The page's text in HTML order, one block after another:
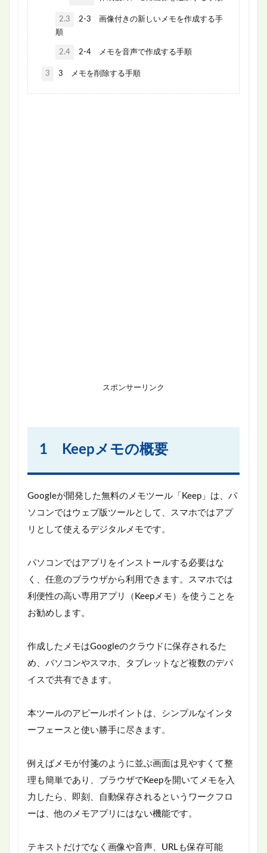
2.3
2-3 画像付きの新しいメモを作成する手
順
2.4 2-4 メモを音声で作成する手順
3 3 メモを削除する手順
スポンサーリンク
1 Keepメモの概要
Googleが開発した無料のメモツール「Keep」は、パ
ソコンではウェブ版ツールとして、スマホではアプ
リとして使えるデジタルメモです。
パソコンではアプリをインストールする必要はな
く、任意のブラウザから利用できます。スマホでは
利便性の高い専用アプリ（Keepメモ）を使うことを
お勧めします。
作成したメモはGoogleのクラウドに保存されるた
め、パソコンやスマホ、タブレットなど複数のデバ
イスで共有できます。
本ツールのアピールポイントは、シンプルなインタ
ーフェースと使い勝手に尽きます。
例えばメモが付箋のように並ぶ画面は見やすくて整
理も簡単であり、ブラウザでKeepを開いてメモを入
力したら、即刻、自動保存されるというワークフロ
ーは、他のメモアプリにはない機能です。
テキストだけでなく画像や音声、URLも保存可能